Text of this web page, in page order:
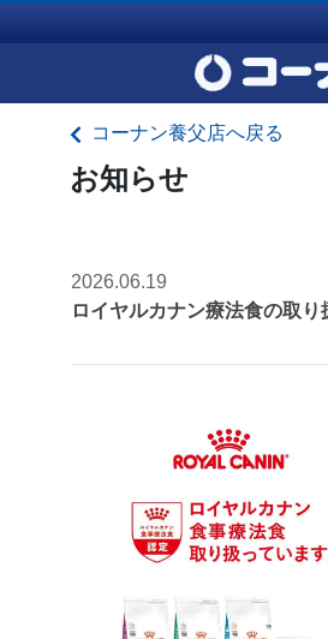
コーナン養父店へ戻る
お知らせ
2026.06.19
ロイヤルカナン療法食の取